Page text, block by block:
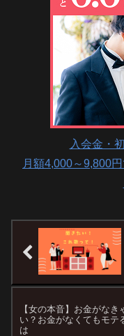
入会金・
月額4,000～9,800
【女の本音】お金がなき
い？お金がなくてもモテ
は